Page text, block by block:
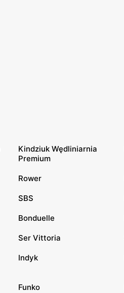
Kindziuk Wędliniarnia
Premium
Rower
SBS
Bonduelle
Ser Vittoria
Indyk
Funko